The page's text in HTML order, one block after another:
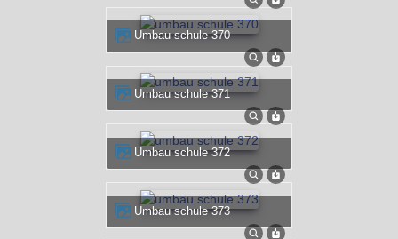
umbau schule 370
umbau schule 371
umbau schule 372
umbau schule 373